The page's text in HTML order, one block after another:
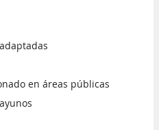
en áreas públicas